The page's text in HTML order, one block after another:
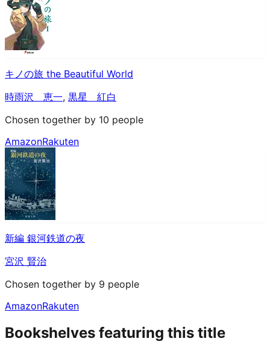
キノの旅 the Beautiful World
時雨沢 恵一, 黒星 紅白
Chosen together by 10 people
AmazonRakuten
新編 銀河鉄道の夜
宮沢 賢治
Chosen together by 9 people
AmazonRakuten
Bookshelves featuring this title